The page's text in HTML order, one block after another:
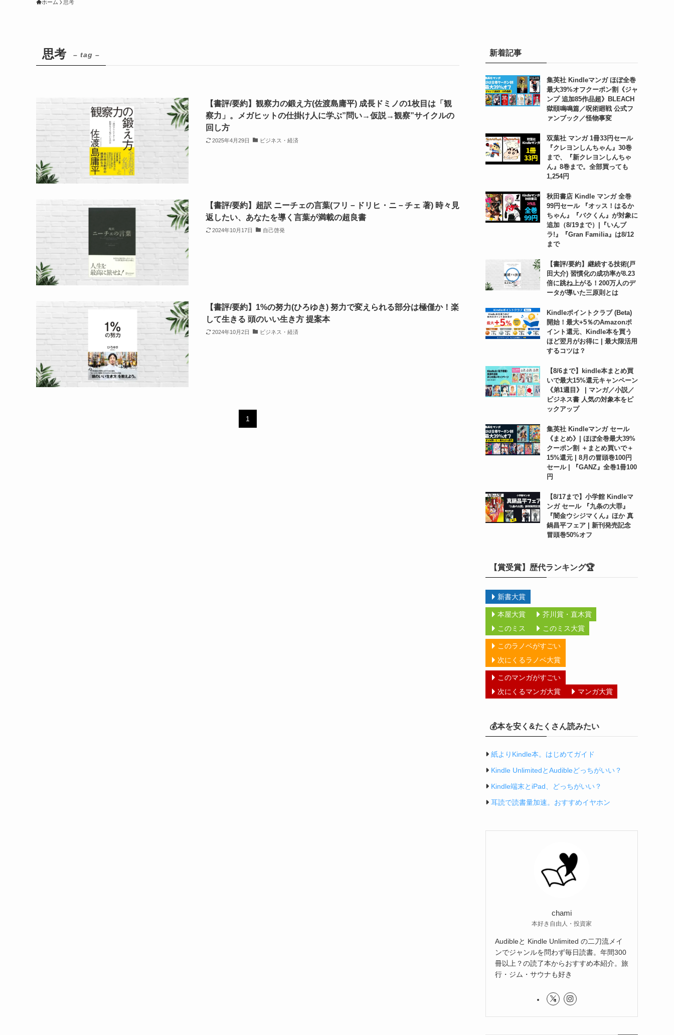
ホーム 思考
思考 – tag –
【書評/要約】観察力の鍛え方(佐渡島庸平) 成長ドミノの1枚目は「観
察力」。メガヒットの仕掛け人に学ぶ”問い→仮説→観察”サイクルの
回し方
2025年4月29日 ビジネス・経済
【書評/要約】超訳 ニーチェの言葉(フリ－ドリヒ・ニ－チェ 著) 時々見
返したい、あなたを導く言葉が満載の超良書
2024年10月17日 自己啓発
【書評/要約】1%の努力(ひろゆき) 努力で変えられる部分は極僅か！楽
して生きる 頭のいい生き方 提案本
2024年10月2日 ビジネス・経済
1
新着記事
集英社 Kindleマンガ ほぼ全巻
最大39%オフクーポン割《ジャ
ンプ 追加85作品超》BLEACH
獄頤鳴鳴篇／呪術廻戦 公式フ
ァンブック／怪物事変
双葉社 マンガ 1冊33円セール
『クレヨンしんちゃん』30巻
まで、『新クレヨンしんちゃ
ん』8巻まで。全部買っても
1,254円
秋田書店 Kindle マンガ 全巻
99円セール 『オッス！はるか
ちゃん』『バクくん』が対象に
追加（8/19まで）|『いんブ
ラ!』『Gran Familia』は8/12
まで
【書評/要約】継続する技術(戸
田大介) 習慣化の成功率が8.23
倍に跳ね上がる！200万人のデ
ータが導いた三原則とは
Kindleポイントクラブ (Beta)
開始！最大+5％のAmazonポ
イント還元、Kindle本を買う
ほど翌月がお得に | 最大限活用
するコツは？
【8/6まで】kindle本まとめ買
いで最大15%還元キャンペーン
《弟1週目》 | マンガ／小説／
ビジネス書 人気の対象本をピ
ックアップ
集英社 Kindleマンガ セール
《まとめ》| ほぼ全巻最大39%
クーポン割 ＋まとめ買いで＋
15%還元 | 8月の冒頭巻100円
セール | 『GANZ』全巻1冊100
円
【8/17まで】小学館 Kindleマ
ンガ セール 『九条の大罪』
『闇金ウシジマくん』ほか 真
鍋昌平フェア | 新刊発売記念
冒頭巻50%オフ
【賞受賞】歴代ランキング🏆
新書大賞
本屋大賞
芥川賞・直木賞
このミス
このミス大賞
このラノベがすごい
次にくるラノベ大賞
このマンガがすごい
次にくるマンガ大賞
マンガ大賞
💰本を安く&たくさん読みたい
紙よりKindle本。はじめてガイド
Kindle UnlimitedとAudibleどっちがいい？
Kindle端末とiPad、どっちがいい？
耳読で読書量加速。おすすめイヤホン
chami
本好き自由人・投資家
Audibleと Kindle Unlimited の二刀流メイ
ンでジャンルを問わず毎日読書。年間300
冊以上？の読了本からおすすめ本紹介。旅
行・ジム・サウナも好き